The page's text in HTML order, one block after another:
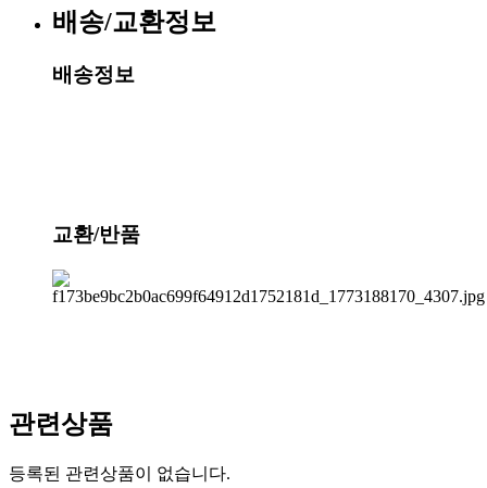
배송/교환정보
배송정보
교환/반품
관련상품
등록된 관련상품이 없습니다.